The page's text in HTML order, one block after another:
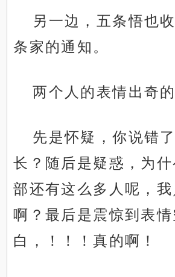
另一边，五条悟也
条家的通知。
两个人的表情出奇的
先是怀疑，你说错
长？随后是疑惑，为
部还有这么多人呢，
啊？最后是震惊到表情
白，！！！真的啊！